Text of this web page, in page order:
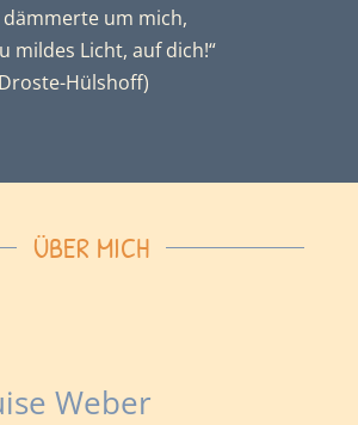
dämmerte um mich,
mildes Licht, auf dich!“
Hülshoff)
ÜBER MICH
Weber